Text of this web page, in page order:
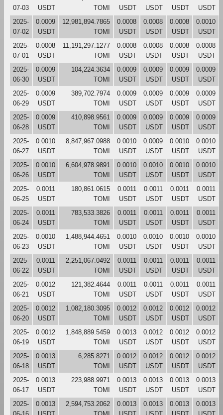
07-03
USDT
TOMI
USDT
USDT
USDT
USDT
2025-
07-02
0.0009
USDT
12,981,894.7865
TOMI
0.0008
USDT
0.0008
USDT
0.0008
USDT
0.0010
USDT
2025-
07-01
0.0008
USDT
11,191,297.1277
TOMI
0.0008
USDT
0.0008
USDT
0.0008
USDT
0.0008
USDT
2025-
06-30
0.0009
USDT
104,224.3634
TOMI
0.0009
USDT
0.0009
USDT
0.0009
USDT
0.0009
USDT
2025-
06-29
0.0009
USDT
389,702.7974
TOMI
0.0009
USDT
0.0009
USDT
0.0009
USDT
0.0009
USDT
2025-
06-28
0.0009
USDT
410,898.9561
TOMI
0.0009
USDT
0.0009
USDT
0.0009
USDT
0.0009
USDT
2025-
06-27
0.0010
USDT
8,847,967.0988
TOMI
0.0010
USDT
0.0009
USDT
0.0010
USDT
0.0010
USDT
2025-
06-26
0.0010
USDT
6,604,978.9891
TOMI
0.0010
USDT
0.0010
USDT
0.0010
USDT
0.0010
USDT
2025-
06-25
0.0011
USDT
180,861.0615
TOMI
0.0011
USDT
0.0011
USDT
0.0011
USDT
0.0011
USDT
2025-
06-24
0.0011
USDT
783,533.3826
TOMI
0.0011
USDT
0.0011
USDT
0.0011
USDT
0.0011
USDT
2025-
06-23
0.0010
USDT
1,488,944.4651
TOMI
0.0010
USDT
0.0010
USDT
0.0010
USDT
0.0010
USDT
2025-
06-22
0.0011
USDT
2,251,067.0492
TOMI
0.0011
USDT
0.0011
USDT
0.0011
USDT
0.0011
USDT
2025-
06-21
0.0012
USDT
121,382.4644
TOMI
0.0011
USDT
0.0011
USDT
0.0011
USDT
0.0011
USDT
2025-
06-20
0.0012
USDT
1,082,180.3095
TOMI
0.0012
USDT
0.0012
USDT
0.0012
USDT
0.0012
USDT
2025-
06-19
0.0012
USDT
1,848,889.5459
TOMI
0.0013
USDT
0.0012
USDT
0.0012
USDT
0.0012
USDT
2025-
06-18
0.0013
USDT
6,285.8271
TOMI
0.0012
USDT
0.0012
USDT
0.0012
USDT
0.0012
USDT
2025-
06-17
0.0013
USDT
223,988.9971
TOMI
0.0013
USDT
0.0013
USDT
0.0013
USDT
0.0013
USDT
2025-
0.0013
2,594,753.2062
0.0013
0.0013
0.0013
0.0013